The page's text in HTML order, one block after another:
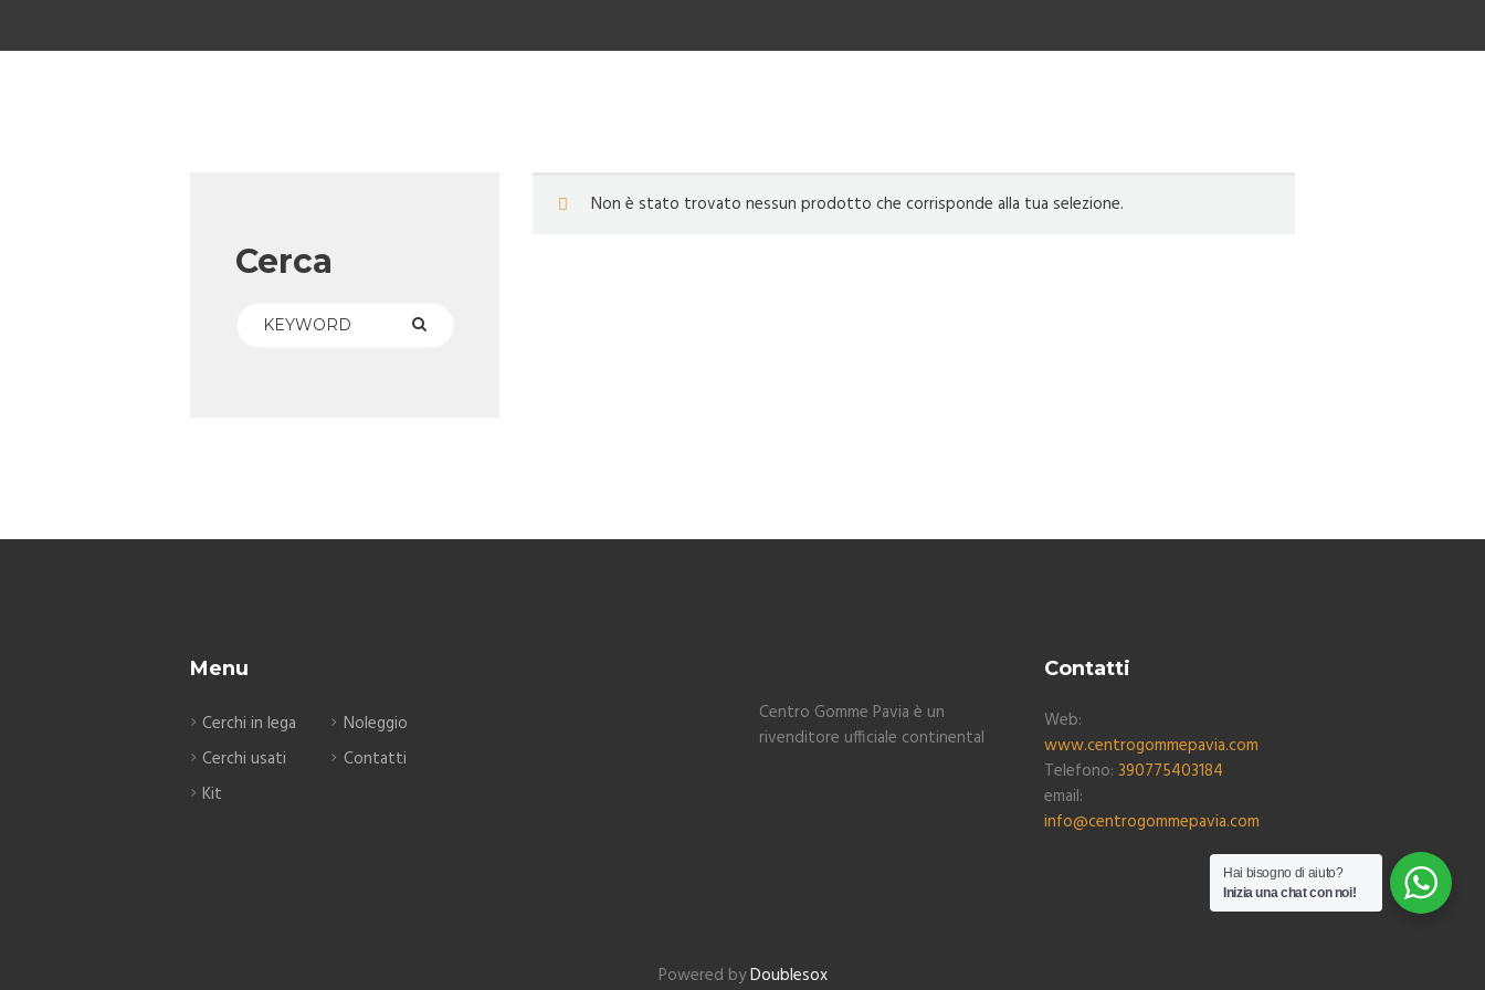
Non è stato trovato nessun prodotto che corrisponde alla tua selezione.
Cerca
Menu
Cerchi in lega
Cerchi usati
Kit
Noleggio
Contatti
Centro Gomme Pavia è un
rivenditore ufficiale continental
Contatti
Web:
www.centrogommepavia.com
Telefono: 390775403184
email:
info@centrogommepavia.com
Powered byDoublesox
Hai bisogno di aiuto?
Inizia una chat con noi!